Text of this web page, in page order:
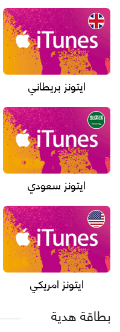
ايتونز بريطاني
ايتونز سعودي
ايتونز امريكي
بطاقة هدية